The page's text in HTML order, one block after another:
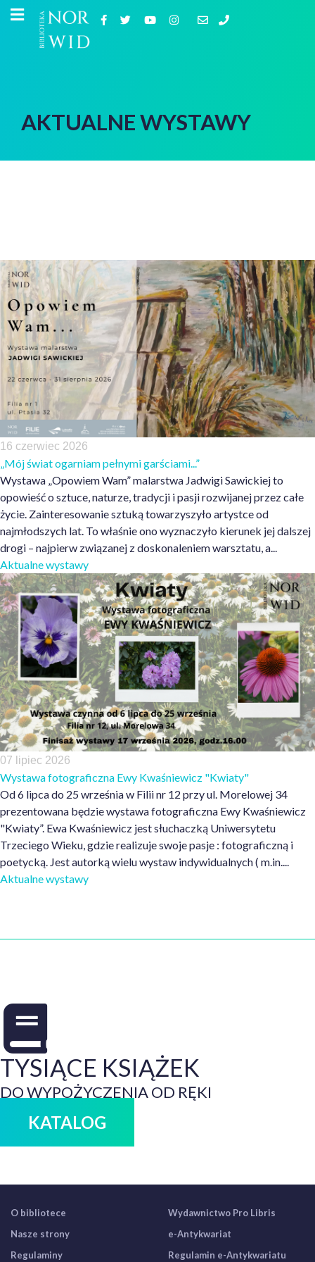
AKTUALNE WYSTAWY
16 czerwiec 2026
„Mój świat ogarniam pełnymi garściami...”
Wystawa „Opowiem Wam” malarstwa Jadwigi Sawickiej to
opowieść o sztuce, naturze, tradycji i pasji rozwijanej przez całe
życie. Zainteresowanie sztuką towarzyszyło artystce od
najmłodszych lat. To właśnie ono wyznaczyło kierunek jej dalszej
drogi – najpierw związanej z doskonaleniem warsztatu, a...
Aktualne wystawy
07 lipiec 2026
Wystawa fotograficzna Ewy Kwaśniewicz "Kwiaty"
Od 6 lipca do 25 września w Filii nr 12 przy ul. Morelowej 34
prezentowana będzie wystawa fotograficzna Ewy Kwaśniewicz
"Kwiaty”. Ewa Kwaśniewicz jest słuchaczką Uniwersytetu
Trzeciego Wieku, gdzie realizuje swoje pasje : fotograficzną i
poetycką. Jest autorką wielu wystaw indywidualnych ( m.in....
Aktualne wystawy
TYSIĄCE KSIĄŻEK
DO WYPOŻYCZENIA OD RĘKI
KATALOG
O bibliotece
Nasze strony
Regulaminy
Wydawnictwo Pro Libris
e-Antykwariat
Regulamin e-Antykwariatu